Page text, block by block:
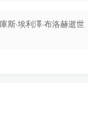
斯·埃利澤·布洛赫逝世